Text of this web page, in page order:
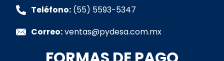
Teléfono: (55) 5593-5347
Correo:ventas@pydesa.com.mx